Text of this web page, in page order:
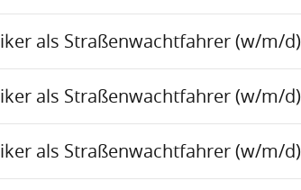
als Straßenwachtfahrer (w/m/d)
als Straßenwachtfahrer (w/m/d)
als Straßenwachtfahrer (w/m/d)